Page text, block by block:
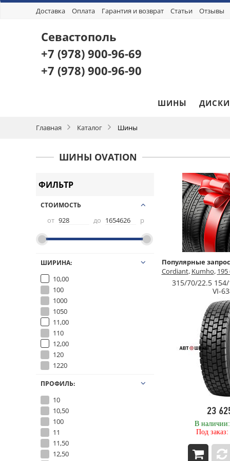
Доставка Оплата Гарантия и возврат Статьи Отзывы
Севастополь
+7 (978) 900-96-69
+7 (978) 900-96-90
ШИНЫ ДИСКИ
Главная Каталог Шины
ШИНЫ OVATION
ФИЛЬТР
СТОИМОСТЬ
от до р
ШИРИНА:
10,00
100
1000
1050
11,00
110
12,00
120
1220
130
135
14,00
140
145
15,00
150
ПРОФИЛЬ:
10
10,50
100
11
11,50
12,50
Популярные
Cordiant, Kumho, 195
315/70/22.5
VI-
23
В наличии:
Под заказ: